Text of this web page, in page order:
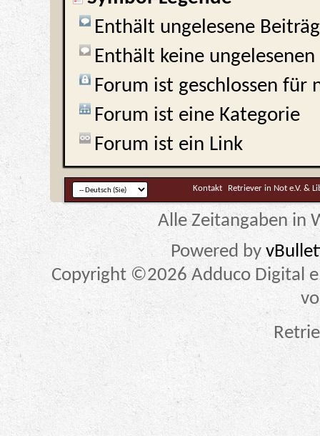
Enthält ungelesene
Enthält keine
Forum ist geschlossen für
Forum ist eine Kategorie
Forum ist ein Link
Kontakt Retriever in Not e.V. &
Alle Zeitangaben in
Powered by
Copyright ©2026 Adduco Digital